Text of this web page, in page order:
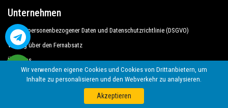
Unternehmen
Schutz personenbezogener Daten und Datenschutzrichtlinie (DSGVO)
Vertrag über den Fernabsatz
Über uns
Geschäftsbedingungen
Wir verwenden eigene Cookies und Cookies von Drittanbietern, um
Inhalte zu personalisieren und den Webverkehr zu analysieren.
Akzeptieren